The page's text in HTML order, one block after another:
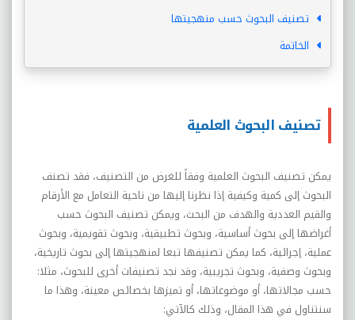
تصنيف البحوث حسب منهجيتها
الخاتمة
تصنيف البحوث العلمية
يمكن تصنيف البحوث العلمية وفقاً للغرض من التصنيف، فقد تصنف
البحوث إلى كمية وكيفية إذا نظرنا إليها من ناحية التعامل مع الأرقام
والقيم العددية والهدف من البحث، ويمكن تصنيف البحوث حسب
أغراضها إلى بحوث أساسية، وبحوث تطبيقية، وبحوث تقويمية، وبحوث
عملية، إجرائية، كما يمكن تصنيفها تبعا لمنهجيتها إلى بحوث تاريخية،
وبحوث وصفية، وبحوث تجريبية، وقد نجد تصنيفات أخرى للبحوث، مثلا:
حسب مجالاتها، أو موضوعاتها، أو تميزها بخصائص معينة، وهذا ما
سنتناول في هذا المقال، وذلك كالآتي: